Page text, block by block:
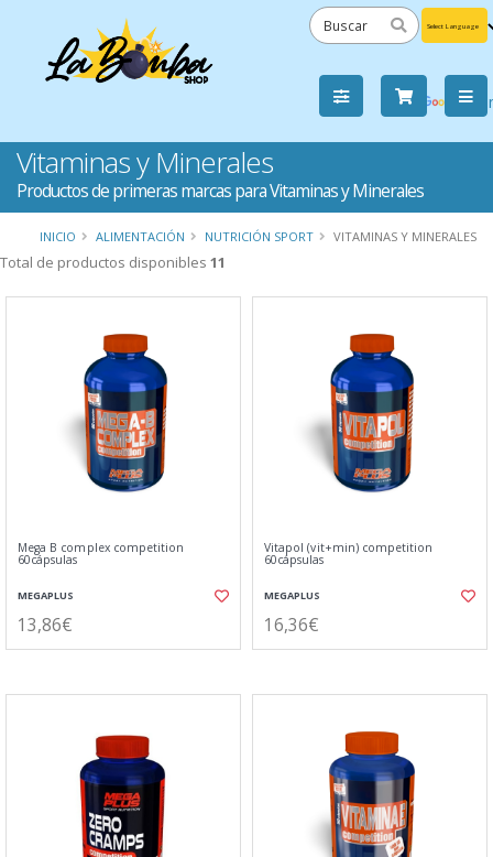
by
Vitaminas y Minerales
Productos de primeras marcas para Vitaminas y Minerales
INICIO ALIMENTACIÓN NUTRICIÓN SPORT VITAMINAS Y MINERALES
Total de productos disponibles 11
Mega B complex competition
60cápsulas
MEGAPLUS
13,86€
Vitapol (vit+min) competition
60cápsulas
MEGAPLUS
16,36€